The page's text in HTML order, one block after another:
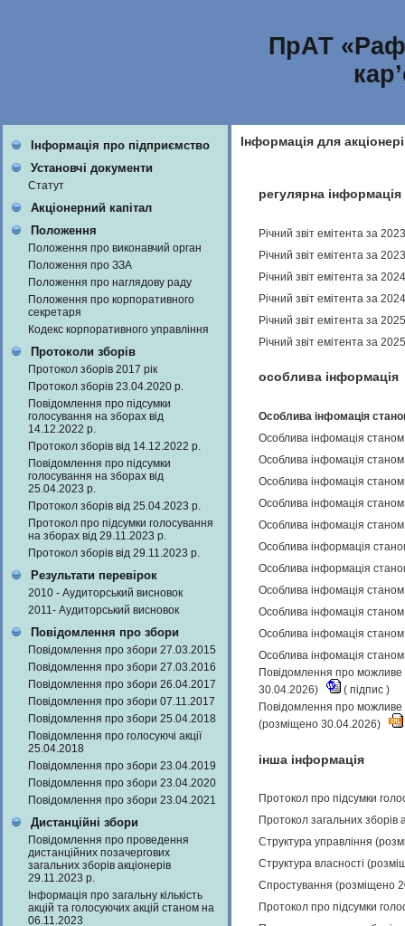
ПрАТ
Інформація про підприємство
Установчі документи
Статут
Акціонерний капітал
Положення
Положення про виконавчий орган
Положення про ЗЗА
Положення про наглядову раду
Положення про корпоративного
секретаря
Кодекс корпоративного управління
Протоколи зборів
Протокол зборів 2017 рік
Протокол зборів 23.04.2020 р.
Повідомлення про підсумки
голосування на зборах від
14.12.2022 р.
Протокол зборів від 14.12.2022 р.
Повідомлення про підсумки
голосування на зборах від
25.04.2023 р.
Протокол зборів від 25.04.2023 р.
Протокол про підсумки голосування
на зборах від 29.11.2023 р.
Протокол зборів від 29.11.2023 р.
Результати перевірок
2010 - Аудиторський висновок
2011- Аудиторський висновок
Повідомлення про збори
Повідомлення про збори 27.03.2015
Повідомлення про збори 27.03.2016
Повідомлення про збори 26.04.2017
Повідомлення про збори 07.11.2017
Повідомлення про збори 25.04.2018
Повідомлення про голосуючі акції
25.04.2018
Повідомлення про збори 23.04.2019
Повідомлення про збори 23.04.2020
Повідомлення про збори 23.04.2021
Дистанційні збори
Повідомлення про проведення
дистанційних позачергових
загальних зборів акціонерів
29.11.2023 р.
Інформація про загальну кількість
акцій та голосуючих акцій станом на
06.11.2023
Інформація для
регулярна інформація
Річний звіт емітента за
Річний звіт емітента за
Річний звіт емітента за
Річний звіт емітента за
Річний звіт емітента за
Річний звіт емітента за
особлива інформація
Особлива інфомація
Особлива інфомація
Особлива інфомація
Особлива інфомація
Особлива інфомація
Особлива інфомація
Особлива інформація
Особлива інформація
Особлива інфомація
Особлива інфомація
Особлива інфомація
Особлива інфомація
Повідомлення про можливе
30.04.2026)
( підпис )
Повідомлення про можливе
(розміщено 30.04.2026)
інша інформація
Протокол про підсумки
Протокол загальних
Структура управління
Структура власності
Спростування (розміщено
Протокол про підсумки